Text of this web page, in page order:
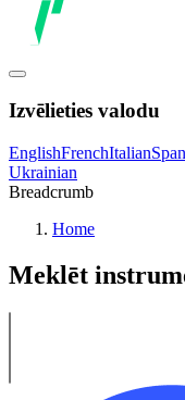
Izvēlieties valodu
EnglishFrenchItalian
Ukrainian
Breadcrumb
Home
Meklēt